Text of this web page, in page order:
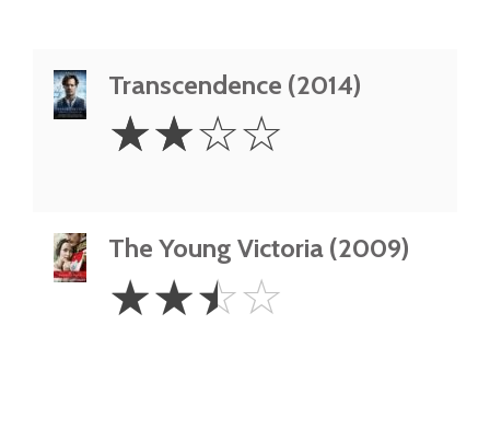
Transcendence (2014)
Stars
☆☆☆☆
The Young Victoria (2009)
2.5
Stars
☆☆☆☆